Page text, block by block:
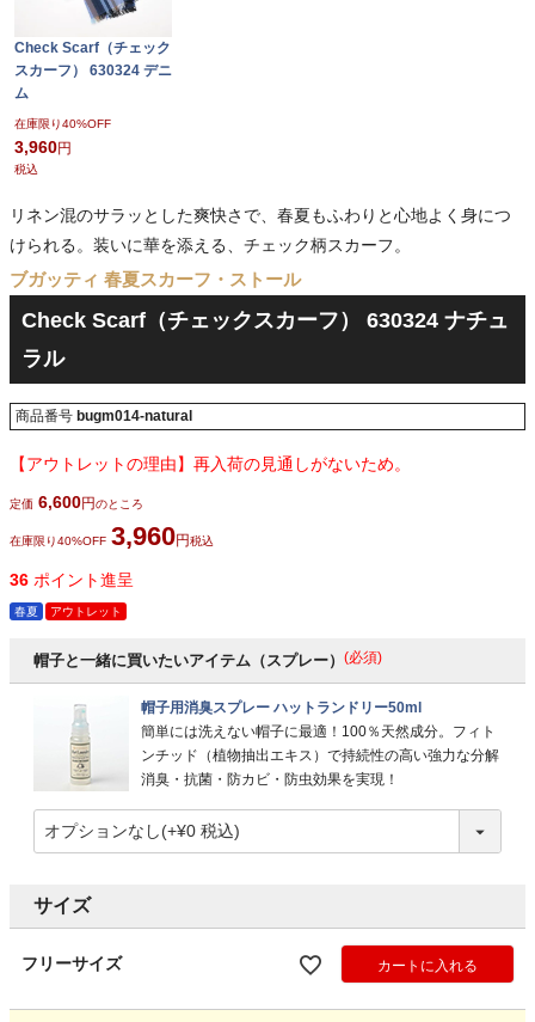
Check Scarf（チェック
スカーフ） 630324 デニ
ム
在庫限り40%OFF
3,960
税込
リネン混のサラッとした爽快さで、春夏もふわりと心地よく身につ
けられる。装いに華を添える、チェック柄スカーフ。
ブガッティ 春夏スカーフ・ストール
Check Scarf（チェックスカーフ） 630324 ナチュ
ラル
商品番号 bugm014-natural
【アウトレットの理由】再入荷の見通しがないため。
定価 6,600 のところ
在庫限り40%OFF 3,960 税込
36 ポイント進呈
春夏 アウトレット
帽子と一緒に買いたいアイテム（スプレー） (必須)
帽子用消臭スプレー ハットランドリー50ml
簡単には洗えない帽子に最適！100％天然成分。フィト
ンチッド（植物抽出エキス）で持続性の高い強力な分解
消臭・抗菌・防カビ・防虫効果を実現！
サイズ
フリーサイズ カートに入れる